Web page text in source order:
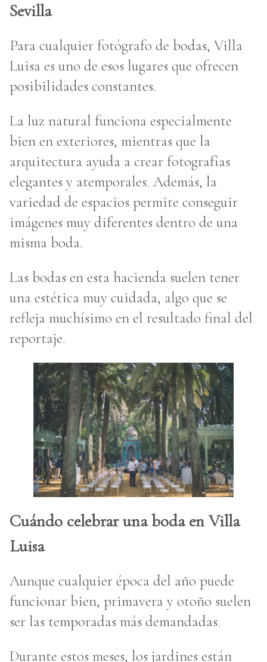
Sevilla
Para cualquier fotógrafo de bodas, Villa
Luisa es uno de esos lugares que ofrecen
posibilidades constantes.
La luz natural funciona especialmente
bien en exteriores, mientras que la
arquitectura ayuda a crear fotografías
elegantes y atemporales. Además, la
variedad de espacios permite conseguir
imágenes muy diferentes dentro de una
misma boda.
Las bodas en esta hacienda suelen tener
una estética muy cuidada, algo que se
refleja muchísimo en el resultado final del
reportaje.
Cuándo celebrar una boda en Villa
Luisa
Aunque cualquier época del año puede
funcionar bien, primavera y otoño suelen
ser las temporadas más demandadas.
Durante estos meses, los jardines están